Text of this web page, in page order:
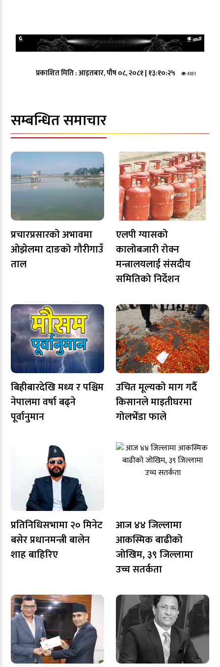
प्रकाशित मिति :आइतबार, पौष ०८, २०८१| १३:१०:२५ 4181
सम्बन्धित समाचार
प्रचारप्रसारको अभावमा
ओझेलमा दाङको गौरीगाउँ
ताल
एलपी ग्यासको
कालोबजारी रोक्न
मन्त्रालयलाई संसदीय
समितिको निर्देशन
बिहीबारदेखि मध्य र पश्चिम
नेपालमा वर्षा बढ्ने
पूर्वानुमान
उचित मूल्यको माग गर्दै
किसानले माइतीघरमा
गोलभेँडा फाले
प्रतिनिधिसभामा २० मिनेट
बसेर प्रधानमन्त्री बालेन
शाह बाहिरिए
आज ४४ जिल्लामा
आकस्मिक बाढीको
जोखिम, ३९ जिल्लामा
उच्च सतर्कता